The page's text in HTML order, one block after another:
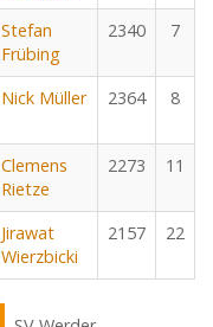
Stefan
Frübing
2340 7
Nick Müller 2364 8
Clemens
Rietze
2273 11
Jirawat
Wierzbicki
2157 22